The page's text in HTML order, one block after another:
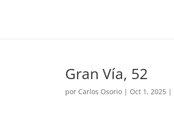
Gran Vía, 52
por Carlos Osorio | Oct 1, 2025 |